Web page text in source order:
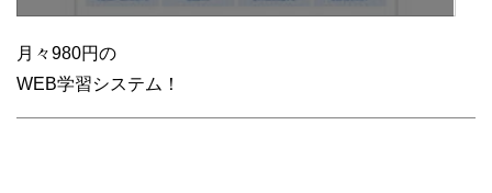
月々980円の
WEB学習システム！